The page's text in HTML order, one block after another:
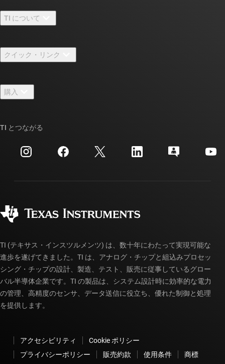
TI について
採用情報
ニュース
イベント
投資家向け情報
クイック・リンク
TI E2E™ 設計サポート・フォーラム
クロスリファレンス検索
カスタマー・サポート・センター
myTI アカウントの FAQ
購入
ご注文に関する FAQ
TI とつながる
TI (テキサス・インスツルメンツ) は、数十年にわたって実現可能な
進歩を遂げてきました。TI は、アナログ・チップと組込みプロセッ
シング・チップの設計、製造、テスト、販売に従事しているグロー
バル半導体企業です。TI の製品は、システム設計時に効率的な電力
の管理、高精度のセンサ、データ送信に役立ち、優れた制御と処理
を提供します。
アクセシビリティ
Cookie ポリシー
プライバシーポリシー
販売約款 使用条件
商標